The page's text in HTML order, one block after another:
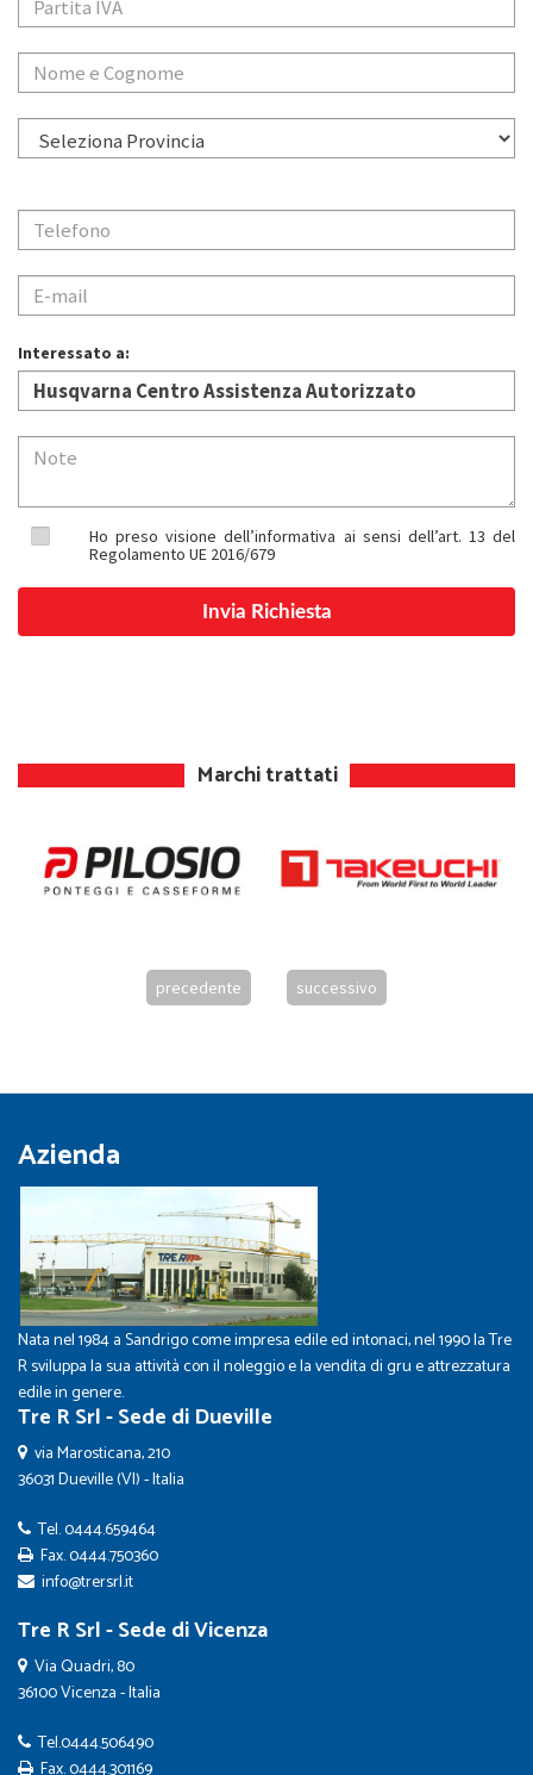
Interessato a:
Ho preso visione dell’informativa ai sensi dell’art. 13 del
Regolamento UE 2016/679
Marchi trattati
precedente successivo
Azienda
Nata nel 1984 a Sandrigo come impresa edile ed intonaci, nel 1990 la Tre
R sviluppa la sua attività con il noleggio e la vendita di gru e attrezzatura
edile in genere.
Tre R Srl - Sede di Dueville
via Marosticana, 210
36031 Dueville (VI) - Italia
Tel.0444.659464
Fax. 0444.750360
info@trersrl.it
Tre R Srl - Sede di Vicenza
Via Quadri, 80
36100 Vicenza - Italia
Tel.0444.506490
Fax. 0444.301169